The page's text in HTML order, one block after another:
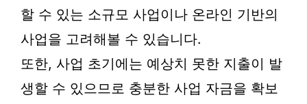
할 수 있는 소규모 사업이나 온라인 기반의
사업을 고려해볼 수 있습니다.
또한, 사업 초기에는 예상치 못한 지출이 발
생할 수 있으므로 충분한 사업 자금을 확보